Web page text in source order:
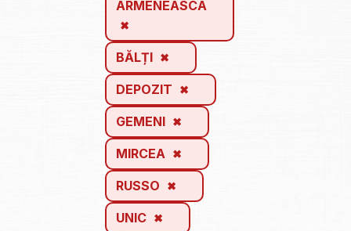
ARMENEASCA
BĂLȚI
DEPOZIT
GEMENI
MIRCEA
RUSSO
UNIC